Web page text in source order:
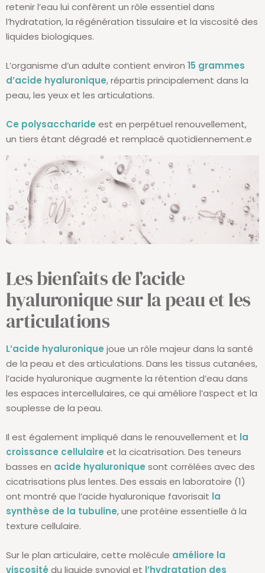
retenir l’eau lui confèrent un rôle essentiel dans
l’hydratation, la régénération tissulaire et la viscosité des
liquides biologiques.
L’organisme d’un adulte contient environ 15 grammes
d’acide hyaluronique, répartis principalement dans la
peau, les yeux et les articulations.
Ce polysaccharide est en perpétuel renouvellement,
un tiers étant dégradé et remplacé quotidiennement.e
Les bienfaits de l’acide
hyaluronique sur la peau et les
articulations
L’acide hyaluronique joue un rôle majeur dans la santé
de la peau et des articulations. Dans les tissus cutanées,
l’acide hyaluronique augmente la rétention d’eau dans
les espaces intercellulaires, ce qui améliore l’aspect et la
souplesse de la peau.
Il est également impliqué dans le renouvellement et la
croissance cellulaire et la cicatrisation. Des teneurs
basses en acide hyaluronique sont corrélées avec des
cicatrisations plus lentes. Des essais en laboratoire (1)
ont montré que l’acide hyaluronique favorisait la
synthèse de la tubuline, une protéine essentielle à la
texture cellulaire.
Sur le plan articulaire, cette molécule améliore la
viscosité du liquide synovial et l’hydratation des